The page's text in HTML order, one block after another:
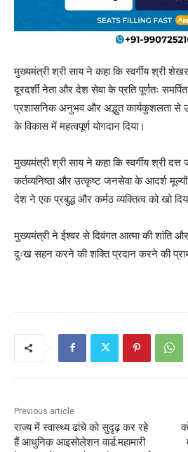
मुख्यमंत्री श्री साय ने कहा कि स्वर्गीय श्री
दूरदर्शी नेता और देश सेवा के प्रति पूर्णतः
प्रशासनिक अनुभव और अद्भुत कार्यकुशलता से
के विकास में महत्वपूर्ण योगदान दिया।
मुख्यमंत्री श्री साय ने कहा कि स्वर्गीय श्री दत्त
कर्तव्यनिष्ठा और उत्कृष्ट जनसेवा के आदर्श
देश ने एक प्रबुद्ध और कर्मठ व्यक्तित्व को खो
मुख्यमंत्री ने ईश्वर से दिवंगत आत्मा की शांति
दुःख सहन करने की शक्ति प्रदान करने की
Previous article
राज्य में स्वास्थ्य ढांचे को सुदृढ़ कर रहे
हैं आधुनिक आइसोलेशन वार्ड:महामारी